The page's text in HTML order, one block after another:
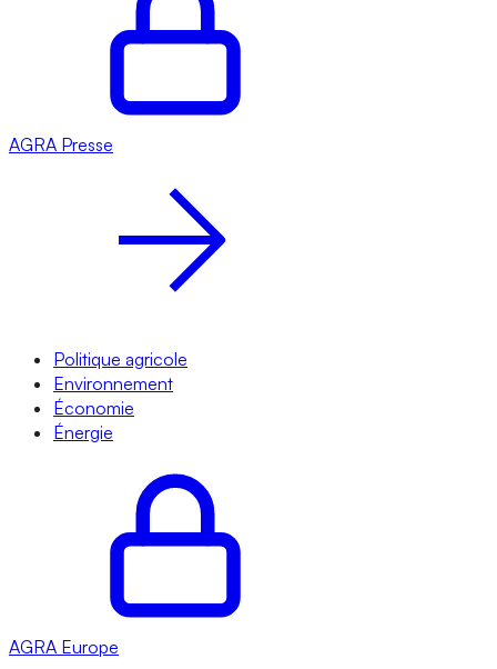
AGRA Presse
Politique agricole
Environnement
Économie
Énergie
AGRA Europe